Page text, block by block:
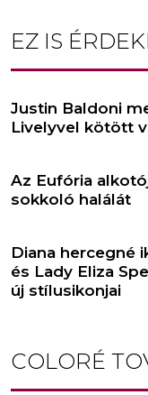
EZ IS
Justin Baldoni
Livelyvel kötött
Az Eufória
sokkoló halálát
Diana hercegné
és Lady Eliza
új stílusikonjai
COLORÉ